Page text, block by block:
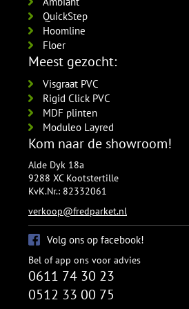
QuickStep
Hoomline
Floer
Meest gezocht:
Visgraat PVC
Rigid Click PVC
MDF plinten
Moduleo Layred
Kom naar de showroom!
Alde Dyk 18a
9288 XC Kootstertille
KvK.Nr.: 82332061
verkoop@fredparket.nl
Volg ons op facebook!
Bel of app ons voor advies
0611 74 30 23
0512 33 00 75